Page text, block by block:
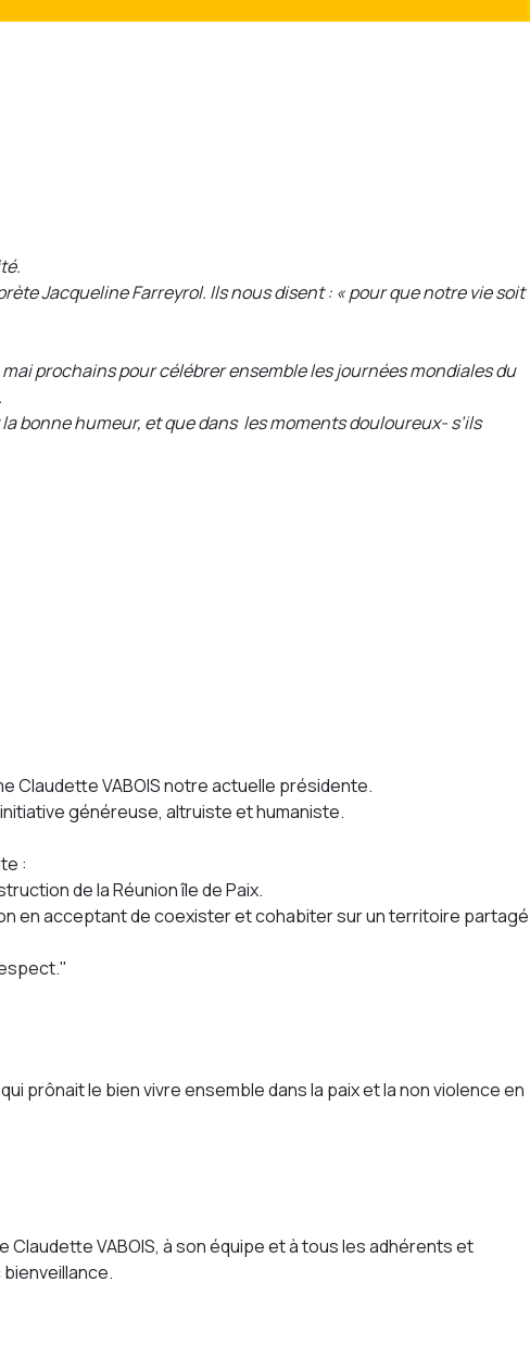
Jacqueline Farreyrol. Ils nous disent : « pour que notre vie soit
prochains pour célébrer ensemble les journées mondiales du
bonne humeur, et que dans les moments douloureux- s’ils
Claudette VABOIS notre actuelle présidente.
généreuse, altruiste et humaniste.
:
de la Réunion île de Paix.
en acceptant de coexister et cohabiter sur un territoire partagé
prônait le bien vivre ensemble dans la paix et la non violence en
VABOIS, à son équipe et à tous les adhérents et